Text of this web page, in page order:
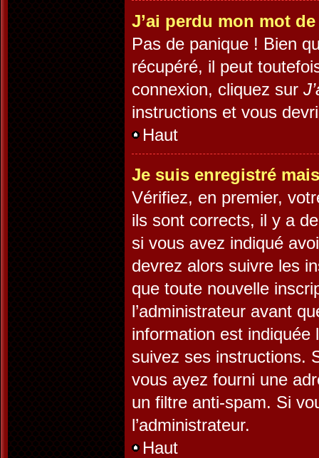
J’ai perdu mon mot
Pas de panique ! Bien
récupéré, il peut
connexion, cliquez sur
instructions et vous
Haut
Je suis enregistré
Vérifiez, en premier,
ils sont corrects, il y a
si vous avez indiqué
devrez alors suivre les
que toute nouvelle
l’administrateur avant
information est indiquée
suivez ses instructions.
vous ayez fourni une
un filtre anti-spam. Si
l’administrateur.
Haut